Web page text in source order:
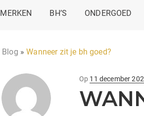
MERKEN BH’S ONDERGOED
Blog »Wanneer zit je bh goed?
Op geplaatst
op
11 december